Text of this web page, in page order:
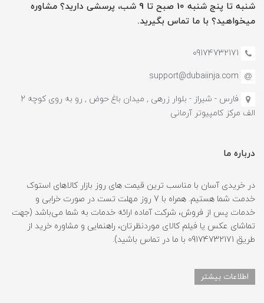
شنبه تا پنج شنبه 10 صبح تا 9 شب، پرسشی دارید؟ مشاوره
میخواهید؟ با ما تماس بگیرید.
09174732171
support@dubaiinja.com
فارس - شیراز - بلوار زرهی , میدان باغ حوض , رو به روی کوچه 2
الف مرکز کامپیوتر آرمانی
درباره ما
در خریدی آسان با مناسب ترین قیمت های روز بازار کالاهای استوک
خدمت شما هستیم. همراه با 7 روز مهلت تست در صورت خرابی و
خدمات پس از فروش، شرکت آماده ارائه خدمات به شما می‌باشد (جهت
تماشای عکس یا فیلم کالای موردنظرتان، راهنمایی و مشاوره خرید از
طریق 09174732171 با ما در تماس باشید).
اطلاعات بیشتر